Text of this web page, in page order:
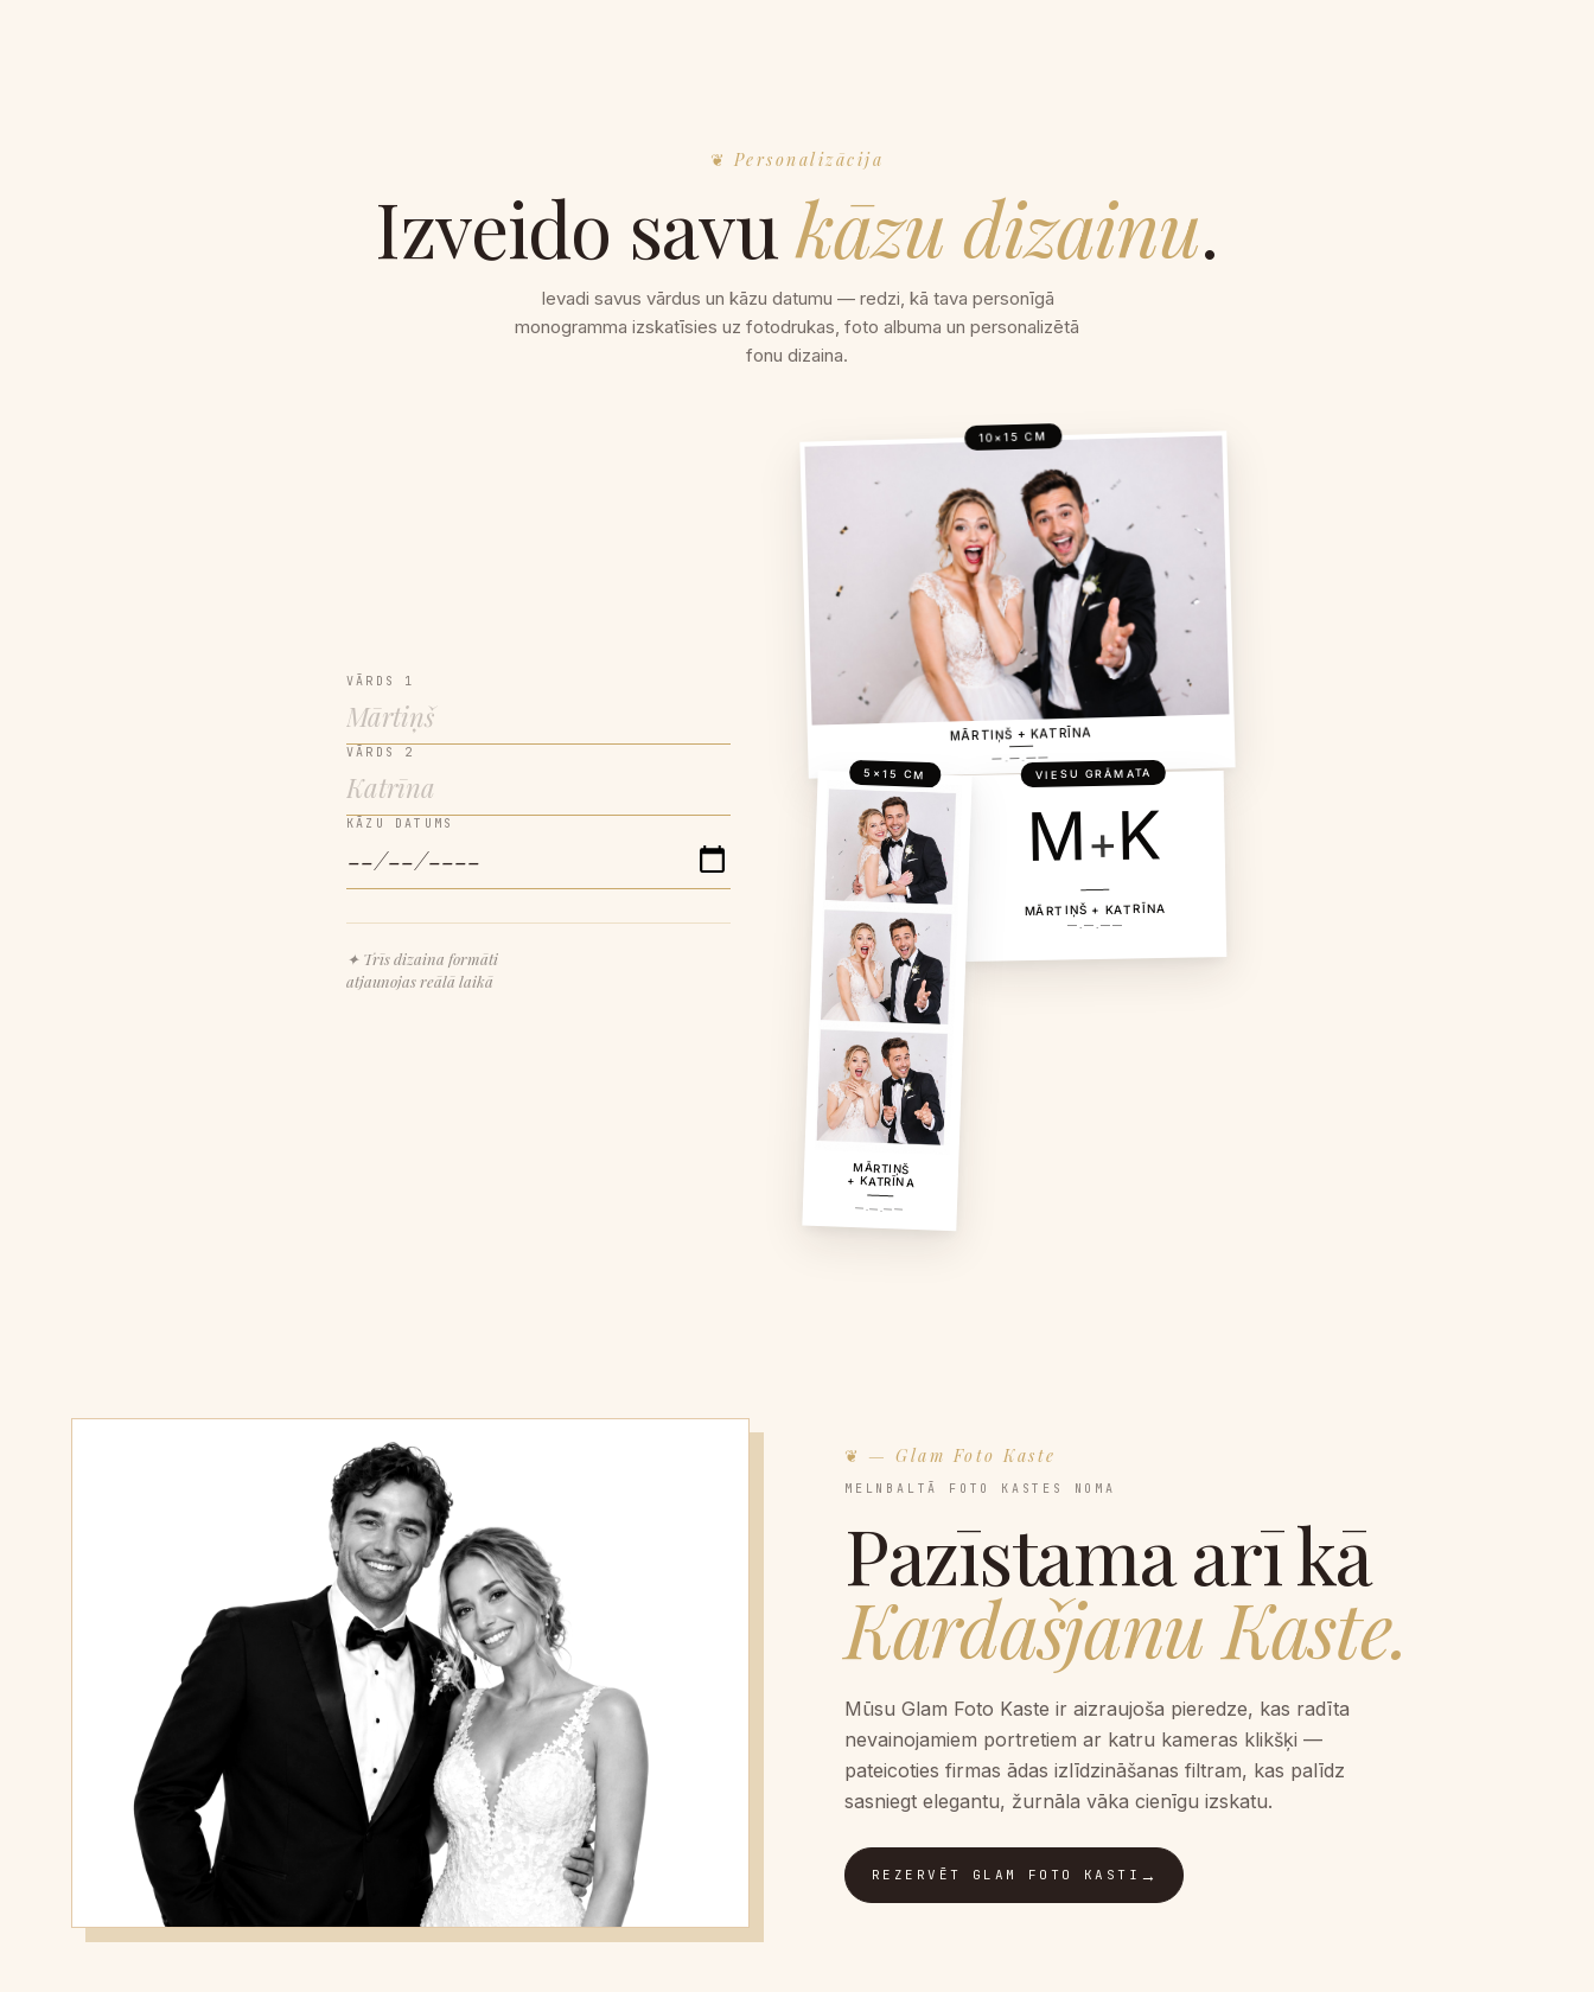
Personalizācija
Izveido savukāzu dizainu.
Ievadi savus vārdus un kāzu datumu — redzi, kā tava personīgā
monogramma izskatīsies uz fotodrukas, foto albuma un personalizētā
fonu dizaina.
VĀRDS 1
VĀRDS 2
KĀZU DATUMS
✦ Trīs dizaina formāti
atjaunojas reālā laikā
10×15 CM
MĀRTIŅŠ + KATRĪNA
—.—.——
5×15 CM
MĀRTIŅŠ
+ KATRĪNA
—.—.——
VIESU GRĀMATA
M+K
MĀRTIŅŠ + KATRĪNA
—.—.——
— Glam Foto Kaste
MELNBALTĀ FOTO KASTES NOMA
Pazīstama arī kā
Kardašjanu Kaste.
Mūsu Glam Foto Kaste ir aizraujoša pieredze, kas radīta
nevainojamiem portretiem ar katru kameras klikšķi —
pateicoties firmas ādas izlīdzināšanas filtram, kas palīdz
sasniegt elegantu, žurnāla vāka cienīgu izskatu.
REZERVĒT GLAM FOTO KASTI →